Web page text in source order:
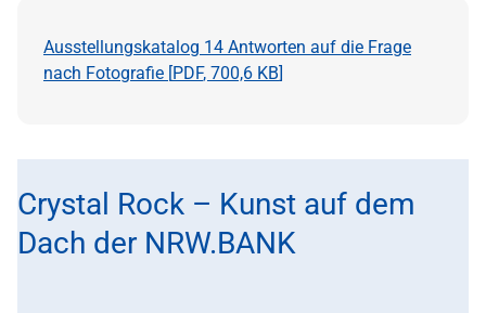
Ausstellungskatalog 14 Antworten auf die Frage
nach Fotografie [PDF, 700,6 KB]
Crystal Rock – Kunst auf dem
Dach der NRW.BANK